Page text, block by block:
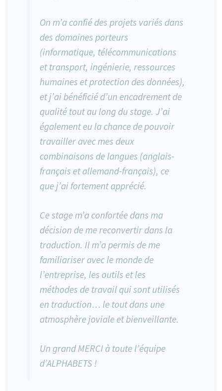
On m’a confié des projets variés dans
des domaines porteurs
(informatique, télécommunications
et transport, ingénierie, ressources
humaines et protection des données),
et j’ai bénéficié d’un encadrement de
qualité tout au long du stage. J’ai
également eu la chance de pouvoir
travailler avec mes deux
combinaisons de langues (anglais-
français et allemand-français), ce
que j’ai fortement apprécié.
Ce stage m’a confortée dans ma
décision de me reconvertir dans la
traduction. Il m’a permis de me
familiariser avec le monde de
l’entreprise, les outils et les
méthodes de travail qui sont utilisés
en traduction… le tout dans une
atmosphère joviale et bienveillante.
Un grand MERCI à toute l’équipe
d’ALPHABETS !